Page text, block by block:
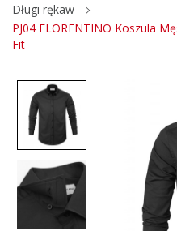
Długi rękaw
PJ04 FLORENTINO Koszula
Fit